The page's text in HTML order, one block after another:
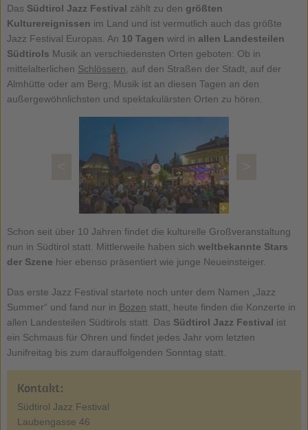
Das Südtirol Jazz Festival zählt zu den größten
Kulturereignissen im Land und ist vermutlich auch das größte
Jazz Festival Europas. An 10 Tagen wird in allen Landesteilen
Südtirols Musik an verschiedensten Orten geboten: Ob in
mittelalterlichen Schlössern , auf den Straßen der Stadt, auf der
Almhütte oder am Berg; Musik ist an diesen Tagen an den
außergewöhnlichsten und spektakulärsten Orten zu hören.
Schon seit über 10 Jahren findet die kulturelle Großveranstaltung
nun in Südtirol statt. Mittlerweile haben sich weltbekannte Stars
der Szene hier ebenso präsentiert wie junge Neueinsteiger.
Das erste Jazz Festival startete noch unter dem Namen „Jazz
Summer“ und fand nur in Bozen statt, heute finden die Konzerte in
allen Landesteilen Südtirols statt. Das Südtirol Jazz Festival ist
ein Schmaus für Ohren und findet jedes Jahr vom letzten
Junifreitag bis zum darauffolgenden Sonntag statt.
Kontakt:
Südtirol Jazz Festival
Laubengasse 46